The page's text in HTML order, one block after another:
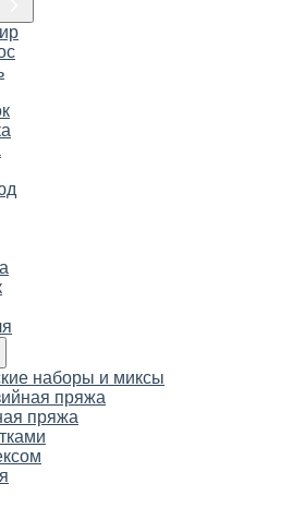
наборы и миксы
пряжа
пряжа